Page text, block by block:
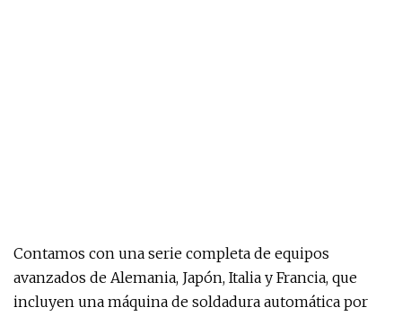
Contamos con una serie completa de equipos
avanzados de Alemania, Japón, Italia y Francia, que
incluyen una máquina de soldadura automática por